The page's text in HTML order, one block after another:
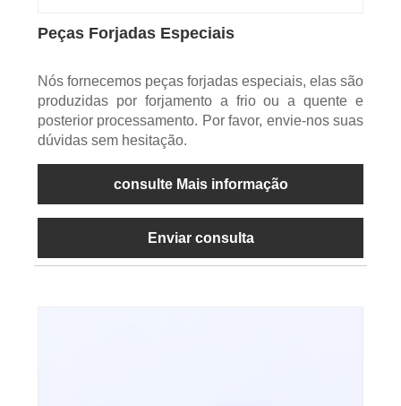
Peças Forjadas Especiais
Nós fornecemos peças forjadas especiais, elas são
produzidas por forjamento a frio ou a quente e
posterior processamento. Por favor, envie-nos suas
dúvidas sem hesitação.
consulte Mais informação
Enviar consulta